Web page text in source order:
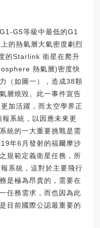
G5等級中最低的G1
的熱氣層大氣密度劇烈
的Starlink 衛星在爬升
熱氣層)密度快
（如圖一），造成38顆
層燒毀。此一事件宣告
加活躍，而太空學界正
系統，以因應未來更
統的一大重要挑戰是需
年6月發射的福爾摩沙
規範定義衛星任務，所
系統，這對於主要飛行
是極為昂貴的，需要在
任務需求，而也因為此
目前國際公認最重要的